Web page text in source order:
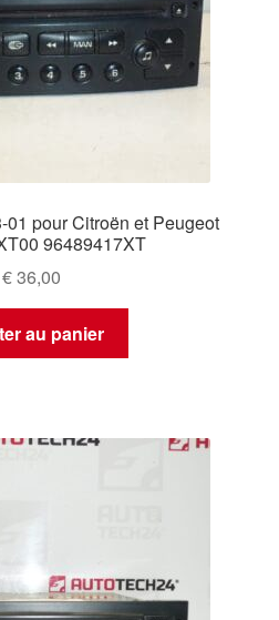
pour Citroën et Peugeot
96489417XT
€36,00
au panier